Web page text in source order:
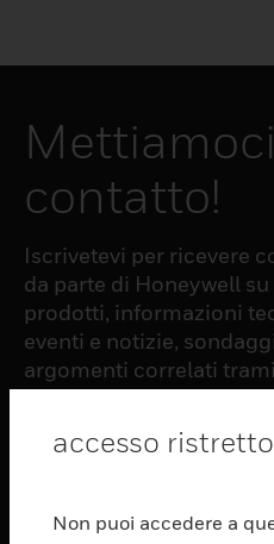
contatto!
Iscrivetevi per ricevere
da parte di Honeywell
prodotti, informazioni
eventi e notizie,
argomenti correlati
accesso ristretto
Non puoi accedere a